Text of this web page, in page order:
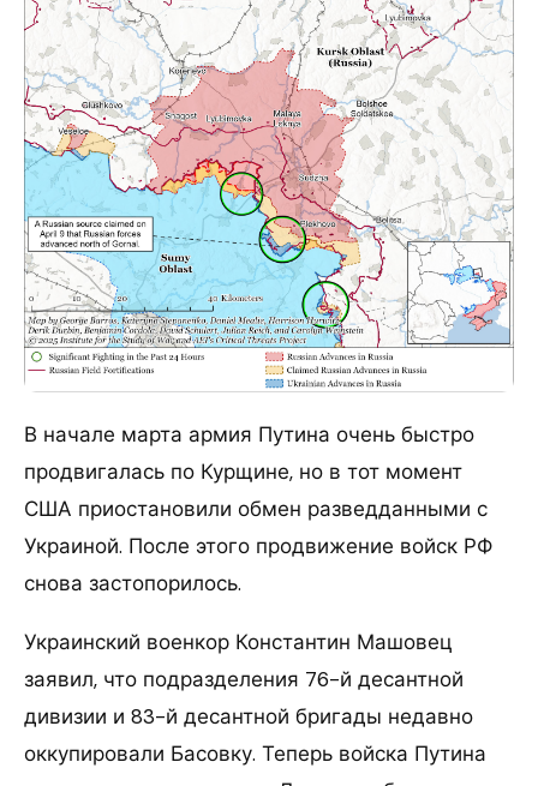
В начале марта армия Путина очень быстро
продвигалась по Курщине, но в тот момент
США приостановили обмен разведданными с
Украиной. После этого продвижение войск РФ
снова застопорилось.
Украинский военкор Константин Машовец
заявил, что подразделения 76-й десантной
дивизии и 83-й десантной бригады недавно
оккупировали Басовку. Теперь войска Путина